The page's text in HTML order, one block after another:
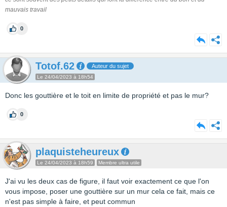
mauvais travail
0
Totof.62 Auteur du sujet
Le 24/04/2023 à 18h54
Donc les gouttière et le toit en limite de propriété et pas le mur?
0
plaquisteheureux
Le 24/04/2023 à 18h59 Membre ultra utile
J'ai vu les deux cas de figure, il faut voir exactement ce que l'on
vous impose, poser une gouttière sur un mur cela ce fait, mais ce
n'est pas simple à faire, et peut commun